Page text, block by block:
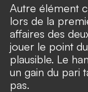
Autre élément
lors de la
affaires des
jouer le point
plausible. Le
un gain du pari
pas.